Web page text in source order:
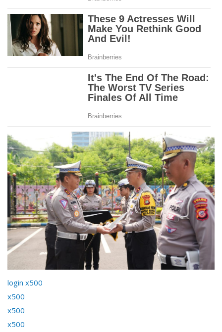
login x500
x500
x500
x500